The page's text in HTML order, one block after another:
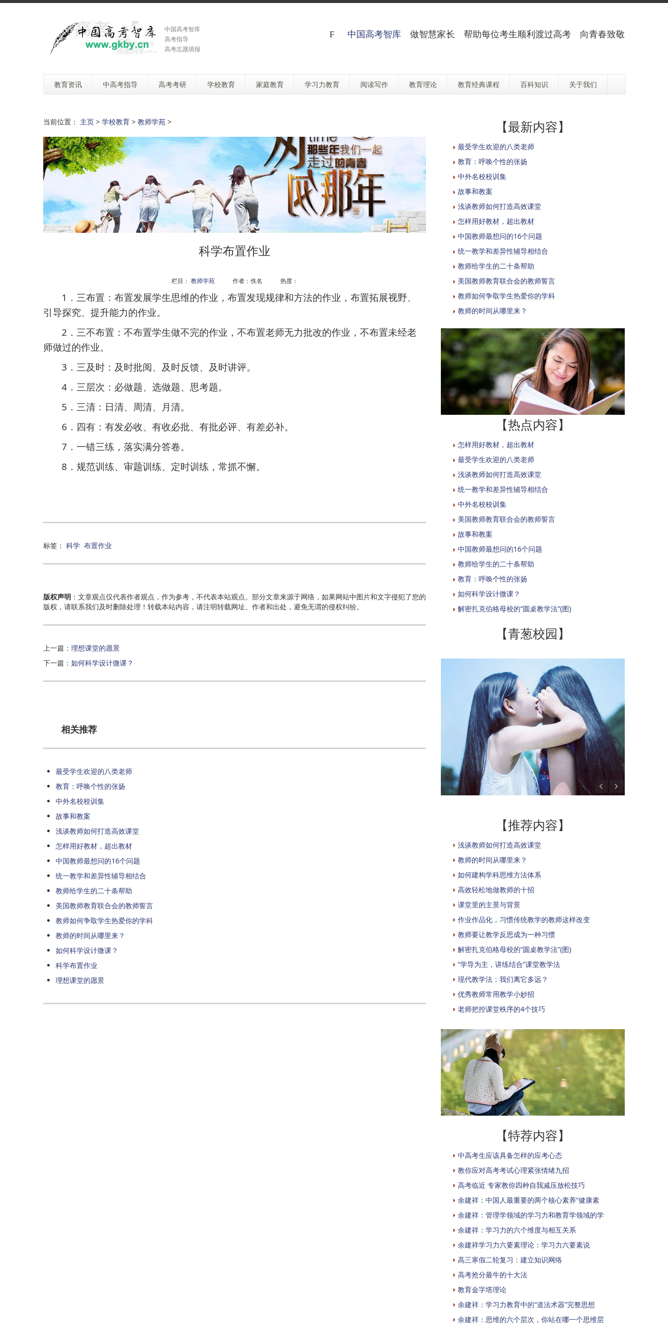
中国高考智库
高考指导
高考志愿填报
中国高考智库 做智慧家长 帮助每位考生顺利渡过高考 向青春致敬
教育资讯 中高考指导 高考考研 学校教育 家庭教育 学习力教育 阅读写作 教育理论 教育经典课程 百科知识 关于我们
当前位置： 主页 > 学校教育 > 教师学苑 >
科学布置作业
栏目： 教师学苑作者：佚名 热度：
1 ． 三布置：布置发展学生思维的作业，布置发现规律和方法的作业，布置拓展视野、
引导探究、提升能力的作业。
2 ． 三不布置：不布置学生做不完的作业，不布置老师无力批改的作业，不布置未经老
师做过的作业。
3 ． 三及时：及时批阅、及时反馈、及时讲评。
4 ． 三层次：必做题、选做题、思考题。
5 ． 三清：日清、周清、月清。
6 ． 四有：有发必收、有收必批、有批必评、有差必补。
7 ．一错三练，落实满分答卷。
8 ．规范训练、审题训练、定时训练，常抓不懈。
标签： 科学 布置作业
版权声明 ：文章观点仅代表作者观点，作为参考，不代表本站观点。部分文章来源于网络，如果网站中图片和文字侵犯了您的
版权，请联系我们及时删除处理！转载本站内容，请注明转载网址、作者和出处，避免无谓的侵权纠纷。
上一篇： 理想课堂的愿景
下一篇： 如何科学设计微课？
相关推荐
最受学生欢迎的八类老师
教育：呼唤个性的张扬
中外名校校训集
故事和教案
浅谈教师如何打造高效课堂
怎样用好教材，超出教材
中国教师最想问的16个问题
统一教学和差异性辅导相结合
教师给学生的二十条帮助
美国教师教育联合会的教师誓言
教师如何争取学生热爱你的学科
教师的时间从哪里来？
如何科学设计微课？
科学布置作业
理想课堂的愿景
【最新内容】
最受学生欢迎的八类老师
教育：呼唤个性的张扬
中外名校校训集
故事和教案
浅谈教师如何打造高效课堂
怎样用好教材，超出教材
中国教师最想问的16个问题
统一教学和差异性辅导相结合
教师给学生的二十条帮助
美国教师教育联合会的教师誓言
教师如何争取学生热爱你的学科
教师的时间从哪里来？
【热点内容】
怎样用好教材，超出教材
最受学生欢迎的八类老师
浅谈教师如何打造高效课堂
统一教学和差异性辅导相结合
中外名校校训集
美国教师教育联合会的教师誓言
故事和教案
中国教师最想问的16个问题
教师给学生的二十条帮助
教育：呼唤个性的张扬
如何科学设计微课？
解密扎克伯格母校的“圆桌教学法”(图)
【青葱校园】
【推荐内容】
浅谈教师如何打造高效课堂
教师的时间从哪里来？
如何建构学科思维方法体系
高效轻松地做教师的十招
课堂里的主景与背景
作业作品化，习惯传统教学的教师这样改变
教师要让教学反思成为一种习惯
解密扎克伯格母校的“圆桌教学法”(图)
“学导为主，讲练结合”课堂教学法
现代教学法：我们离它多远？
优秀教师常用教学小妙招
老师把控课堂秩序的4个技巧
【特荐内容】
中高考生应该具备怎样的应考心态
教你应对高考考试心理紧张情绪九招
高考临近 专家教你四种自我减压放松技巧
余建祥：中国人最重要的两个核心素养“健康素
余建祥：管理学领域的学习力和教育学领域的学
余建祥：学习力的六个维度与相互关系
余建祥学习力六要素理论：学习力六要素说
高三寒假二轮复习：建立知识网络
高考抢分最牛的十大法
教育金字塔理论
余建祥：学习力教育中的“道法术器”完整思想
余建祥：思维的六个层次，你站在哪一个思维层